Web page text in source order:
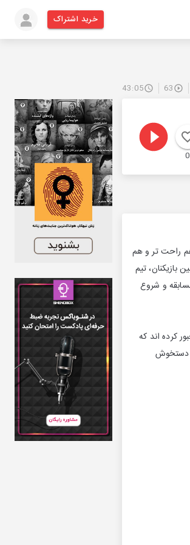
خرید اشتراک
63
43:05
0
راحت تر و هم
بازیکنان، تیم
و شروع
کرده اند که
دستخوش